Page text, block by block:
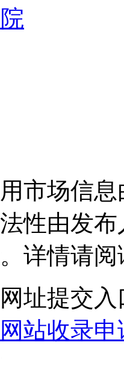
市场信
性由发
详情请
址提交入
站收录申